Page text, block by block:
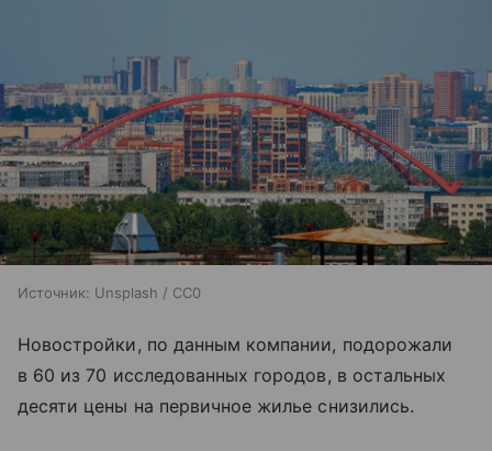
Источник: Unsplash / CC0
Новостройки, по данным компании, подорожали
в 60 из 70 исследованных городов, в остальных
десяти цены на первичное жилье снизились.